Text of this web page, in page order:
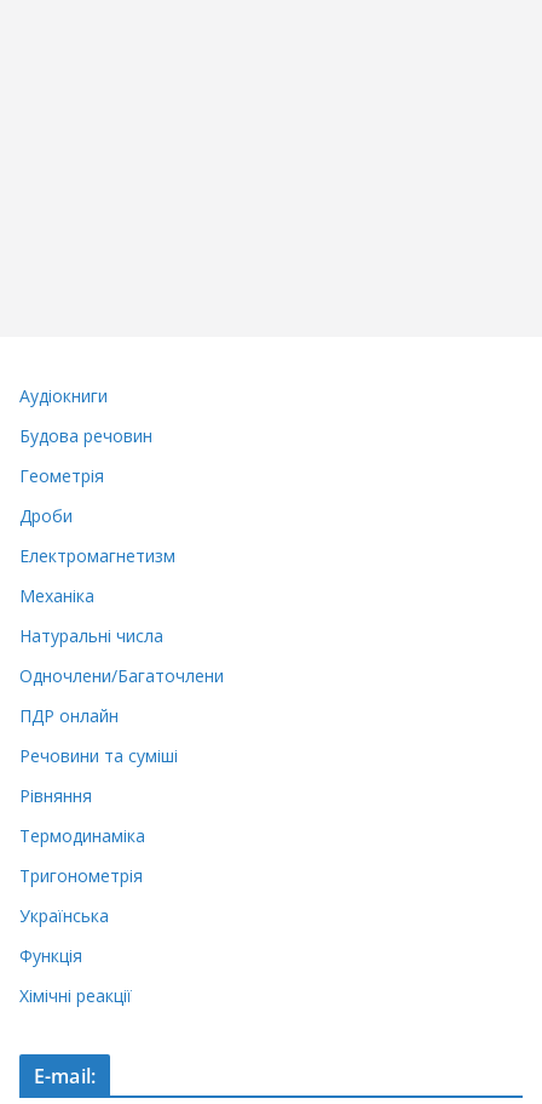
Аудіокниги
Будова речовин
Геометрія
Дроби
Електромагнетизм
Механіка
Натуральні числа
Одночлени/Багаточлени
ПДР онлайн
Речовини та суміші
Рівняння
Термодинаміка
Тригонометрія
Українська
Функція
Хімічні реакції
E-mail: